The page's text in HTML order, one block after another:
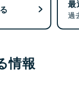
最
過
情報